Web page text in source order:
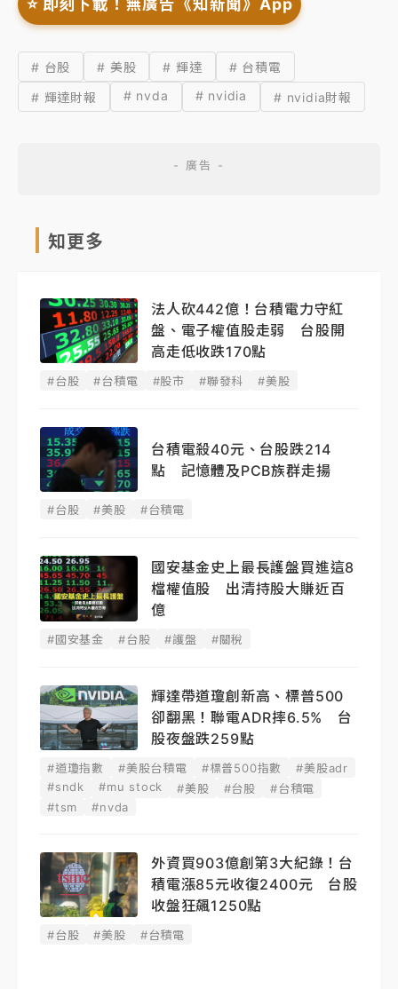
# 台股 # 美股 # 輝達
# 台積電
# 輝達財報
# nvda # nvidia # nvidia財報
知更多
法人砍442億！台積電力守紅
盤、電子權值股走弱 台股開
高走低收跌170點
#台股 #台積電 #股市 #聯發科 #美股
台積電殺40元、台股跌214
點 記憶體及PCB族群走揚
#台股 #美股 #台積電
國安基金史上最長護盤買進這8
檔權值股 出清持股大賺近百
億
#國安基金 #台股 #護盤 #關稅
輝達帶道瓊創新高、標普500
卻翻黑！聯電ADR摔6.5% 台
股夜盤跌259點
#道瓊指數 #美股台積電 #標普500指數
#美股adr
#sndk
#mu stock #美股 #台股
#台積電
#tsm
#nvda
外資買903億創第3大紀錄！台
積電漲85元收復2400元 台股
收盤狂飆1250點
#台股 #美股 #台積電